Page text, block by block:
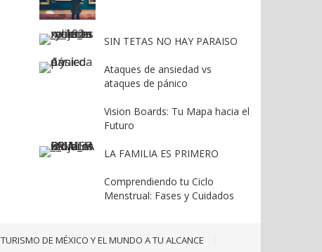
SIN TETAS NO HAY PARAISO
Ataques de ansiedad vs
ataques de pánico
Vision Boards: Tu Mapa hacia el
Futuro
LA FAMILIA ES PRIMERO
Comprendiendo tu Ciclo
Menstrual: Fases y Cuidados
TURISMO DE MÉXICO Y EL MUNDO A TU ALCANCE